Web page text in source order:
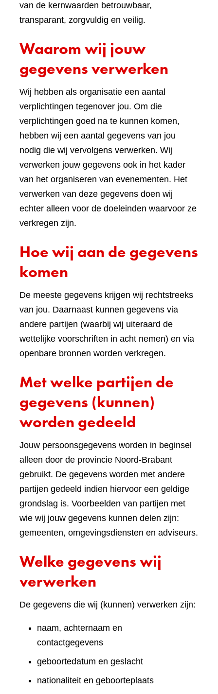
van de kernwaarden betrouwbaar,
transparant, zorgvuldig en veilig.
Waarom wij jouw
gegevens verwerken
Wij hebben als organisatie een aantal
verplichtingen tegenover jou. Om die
verplichtingen goed na te kunnen komen,
hebben wij een aantal gegevens van jou
nodig die wij vervolgens verwerken. Wij
verwerken jouw gegevens ook in het kader
van het organiseren van evenementen. Het
verwerken van deze gegevens doen wij
echter alleen voor de doeleinden waarvoor ze
verkregen zijn.
Hoe wij aan de gegevens
komen
De meeste gegevens krijgen wij rechtstreeks
van jou. Daarnaast kunnen gegevens via
andere partijen (waarbij wij uiteraard de
wettelijke voorschriften in acht nemen) en via
openbare bronnen worden verkregen.
Met welke partijen de
gegevens (kunnen)
worden gedeeld
Jouw persoonsgegevens worden in beginsel
alleen door de provincie Noord-Brabant
gebruikt. De gegevens worden met andere
partijen gedeeld indien hiervoor een geldige
grondslag is. Voorbeelden van partijen met
wie wij jouw gegevens kunnen delen zijn:
gemeenten, omgevingsdiensten en adviseurs.
Welke gegevens wij
verwerken
De gegevens die wij (kunnen) verwerken zijn:
naam, achternaam en
contactgegevens
geboortedatum en geslacht
nationaliteit en geboorteplaats